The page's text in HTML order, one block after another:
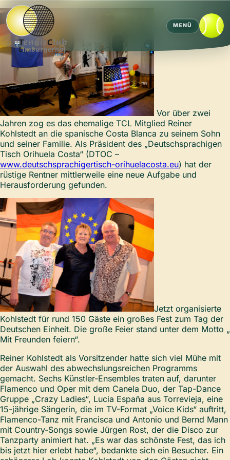
MENÜ
Vor über zwei
Jahren zog es das ehemalige TCL Mitglied Reiner
Kohlstedt an die spanische Costa Blanca zu seinem Sohn
und seiner Familie. Als Präsident des „Deutschsprachigen
Tisch Orihuela Costa“ (DTOC –
www.deutschsprachigertisch-orihuelacosta.eu) hat der
rüstige Rentner mittlerweile eine neue Aufgabe und
Herausforderung gefunden.
Jetzt organisierte
Kohlstedt für rund 150 Gäste ein großes Fest zum Tag der
Deutschen Einheit. Die große Feier stand unter dem Motto „
Mit Freunden feiern“.
Reiner Kohlstedt als Vorsitzender hatte sich viel Mühe mit
der Auswahl des abwechslungsreichen Programms
gemacht. Sechs Künstler-Ensembles traten auf, darunter
Flamenco und Oper mit dem Canela Duo, der Tap-Dance
Gruppe „Crazy Ladies“, Lucia España aus Torrevieja, eine
15-jährige Sängerin, die im TV-Format „Voice Kids“ auftritt,
Flamenco-Tanz mit Francisca und Antonio und Bernd Mann
mit Country-Songs sowie Jürgen Rost, der die Disco zur
Tanzparty animiert hat. „Es war das schönste Fest, das ich
bis jetzt hier erlebt habe“, bedankte sich ein Besucher. Ein